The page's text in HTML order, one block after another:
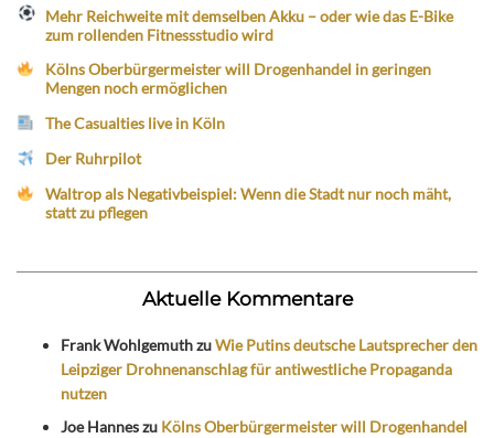
Mehr Reichweite mit demselben Akku – oder wie das E-Bike
zum rollenden Fitnessstudio wird
Kölns Oberbürgermeister will Drogenhandel in geringen
Mengen noch ermöglichen
The Casualties live in Köln
Der Ruhrpilot
Waltrop als Negativbeispiel: Wenn die Stadt nur noch mäht,
statt zu pflegen
Aktuelle Kommentare
Frank WohlgemuthzuWie Putins deutsche Lautsprecher den
Leipziger Drohnenanschlag für antiwestliche Propaganda
nutzen
Joe Hanneszu Kölns Oberbürgermeister will Drogenhandel